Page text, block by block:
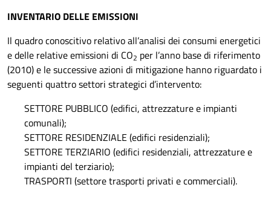
INVENTARIO DELLE EMISSIONI
Il quadro conoscitivo relativo all’analisi dei consumi energetici
e delle relative emissioni di CO2 per l’anno base di riferimento
(2010) e le successive azioni di mitigazione hanno riguardato i
seguenti quattro settori strategici d’intervento:
SETTORE PUBBLICO (edifici, attrezzature e impianti
comunali);
SETTORE RESIDENZIALE (edifici residenziali);
SETTORE TERZIARIO (edifici residenziali, attrezzature e
impianti del terziario);
TRASPORTI (settore trasporti privati e commerciali).